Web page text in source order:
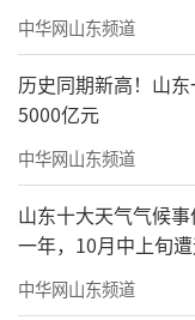
题，确定了2025
系列目标任务
布义务教育阶
学生假期托管
01
全面推行
为落实健
中华网山东频道
历史同期新高！山
5000亿元
中华网山东频道
山东十大天气气候
一年，10月中上旬
中华网山东频道